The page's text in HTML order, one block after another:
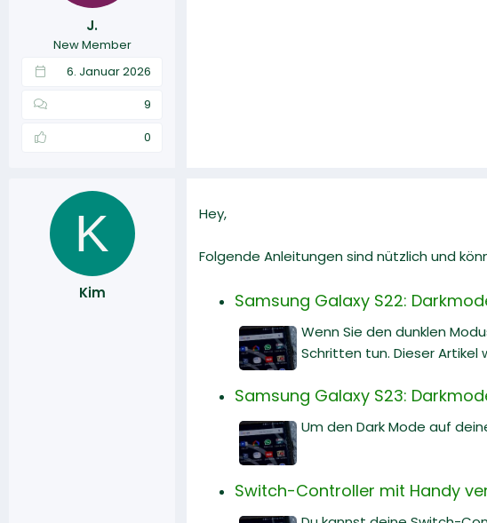
m
J.
New Member
6. Januar 2026
9
0
K
Kim
Hey,
Folgende Anleitungen sind nützlich und
Samsung Galaxy S22:
Wenn Sie den dunklen
Schritten tun. Dieser Artikel
Samsung Galaxy S23:
Um den Dark Mode auf
Switch-Controller mit Handy